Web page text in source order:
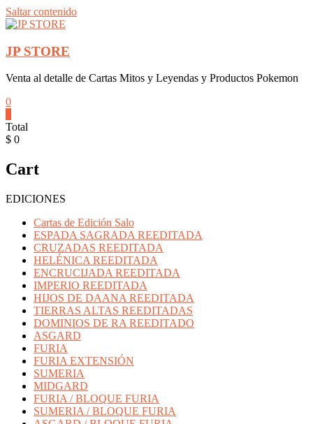
Saltar contenido
JP STORE
Venta al detalle de Cartas Mitos y Leyendas y Productos Pokemon
0
Total
$ 0
Cart
EDICIONES
Cartas de Edición Salo
ESPADA SAGRADA REEDITADA
CRUZADAS REEDITADA
HELÉNICA REEDITADA
ENCRUCIJADA REEDITADA
IMPERIO REEDITADA
HIJOS DE DAANA REEDITADA
TIERRAS ALTAS REEDITADAS
DOMINIOS DE RA REEDITADO
ASGARD
FURIA
FURIA EXTENSIÓN
SUMERIA
MIDGARD
FURIA / BLOQUE FURIA
SUMERIA / BLOQUE FURIA